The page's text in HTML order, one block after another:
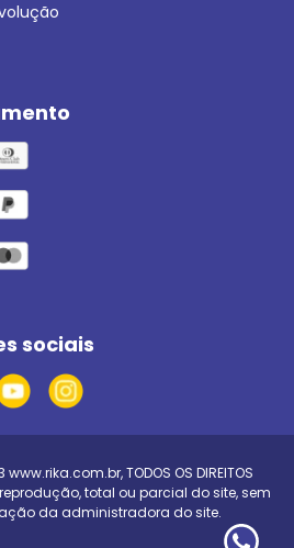
sociais
www.rika.com.br, TODOS OS DIREITOS
reprodução, total ou parcial do site, sem
da administradora do site.